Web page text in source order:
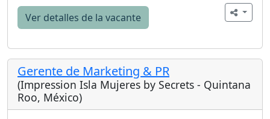
Ver detalles de la vacante
Gerente de Marketing & PR
(Impression Isla Mujeres by Secrets - Quintana
Roo, México)